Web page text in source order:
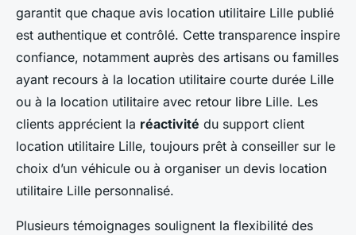
garantit que chaque avis location utilitaire Lille publié
est authentique et contrôlé. Cette transparence inspire
confiance, notamment auprès des artisans ou familles
ayant recours à la location utilitaire courte durée Lille
ou à la location utilitaire avec retour libre Lille. Les
clients apprécient la réactivité du support client
location utilitaire Lille, toujours prêt à conseiller sur le
choix d’un véhicule ou à organiser un devis location
utilitaire Lille personnalisé.
Plusieurs témoignages soulignent la flexibilité des